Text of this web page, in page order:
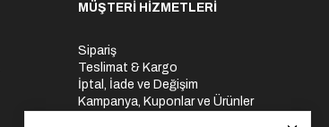
MÜŞTERİ HİZMETLERİ
Sipariş
Teslimat & Kargo
İptal, İade ve Değişim
Kampanya, Kuponlar ve Ürünler